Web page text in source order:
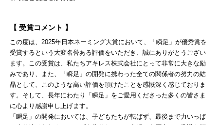
【 受賞コメント 】
この度は、2025年日本ネーミング大賞において、「瞬足」が優秀賞を
受賞するという大変名誉ある評価をいただき、誠にありがとうござい
ます。この受賞は、私たちアキレス株式会社にとって非常に大きな励
みであり、また、「瞬足」の開発に携わった全ての関係者の努力の結
晶として、このような高い評価を頂けたことを感慨深く感じておりま
す。そして、長年にわたり「瞬足」をご愛用くださった多くの皆さま
に心より感謝申し上げます。
「瞬足」の開発においては、子どもたちが転ばず、最後まで力いっぱ